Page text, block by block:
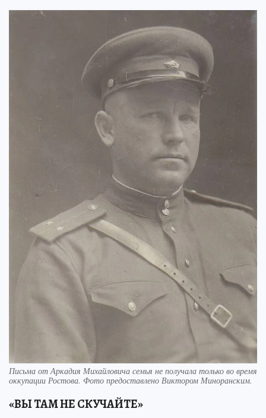
Письма от Аркадия Михайловича семья не получала только во время
оккупации Ростова. Фото предоставлено Виктором Миноранским.
«ВЫ ТАМ НЕ СКУЧАЙТЕ»